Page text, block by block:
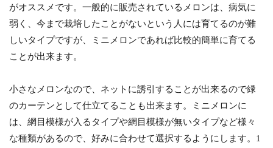
がオススメです。一般的に販売されているメロンは、病気に
弱く、今まで栽培したことがないという人には育てるのが難
しいタイプですが、ミニメロンであれば比較的簡単に育てる
ことが出来ます。
小さなメロンなので、ネットに誘引することが出来るので緑
のカーテンとして仕立てることも出来ます。ミニメロンに
は、網目模様が入るタイプや網目模様が無いタイプなど様々
な種類があるので、好みに合わせて選択するようにします。1